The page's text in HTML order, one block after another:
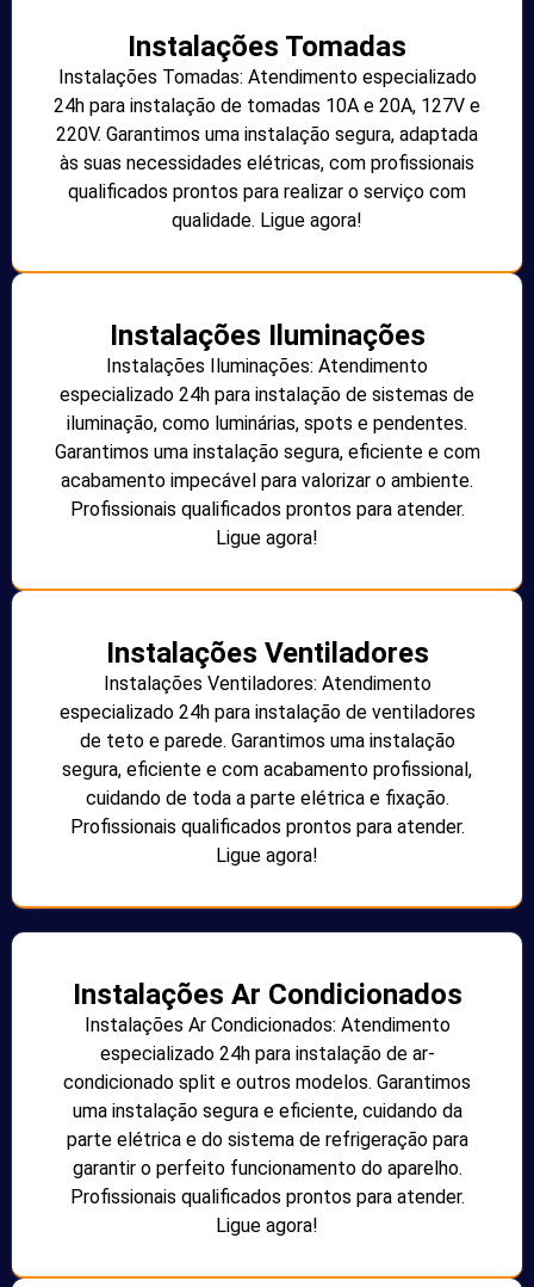
Instalações Tomadas
Instalações Tomadas: Atendimento especializado
24h para instalação de tomadas 10A e 20A, 127V e
220V. Garantimos uma instalação segura, adaptada
às suas necessidades elétricas, com profissionais
qualificados prontos para realizar o serviço com
qualidade. Ligue agora!
Instalações Iluminações
Instalações Iluminações: Atendimento
especializado 24h para instalação de sistemas de
iluminação, como luminárias, spots e pendentes.
Garantimos uma instalação segura, eficiente e com
acabamento impecável para valorizar o ambiente.
Profissionais qualificados prontos para atender.
Ligue agora!
Instalações Ventiladores
Instalações Ventiladores: Atendimento
especializado 24h para instalação de ventiladores
de teto e parede. Garantimos uma instalação
segura, eficiente e com acabamento profissional,
cuidando de toda a parte elétrica e fixação.
Profissionais qualificados prontos para atender.
Ligue agora!
Instalações Ar Condicionados
Instalações Ar Condicionados: Atendimento
especializado 24h para instalação de ar-
condicionado split e outros modelos. Garantimos
uma instalação segura e eficiente, cuidando da
parte elétrica e do sistema de refrigeração para
garantir o perfeito funcionamento do aparelho.
Profissionais qualificados prontos para atender.
Ligue agora!